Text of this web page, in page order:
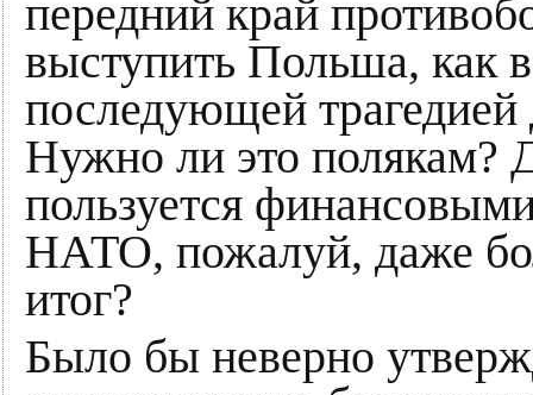
передний край
выступить Польша,
последующей трагедией
Нужно ли это полякам?
пользуется
НАТО, пожалуй, даже
итог?
Было бы неверно